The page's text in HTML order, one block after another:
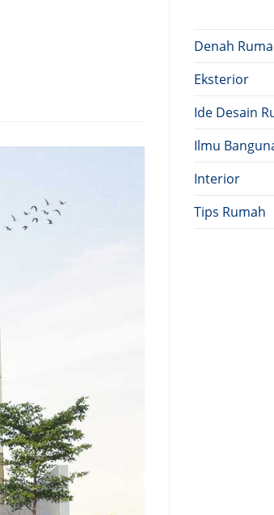
Denah
Eksterior
Ide Desain
Ilmu
Interior
Tips Rumah